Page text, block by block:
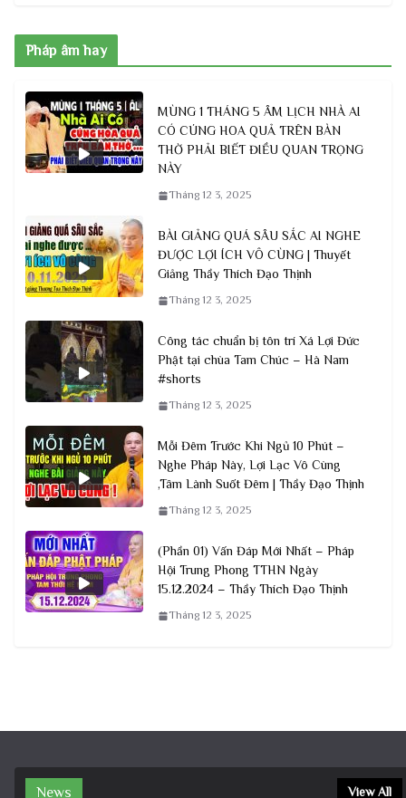
Pháp âm hay
MÙNG 1 THÁNG 5 ÂM LỊCH NHÀ AI
CÓ CÚNG HOA QUẢ TRÊN BÀN
THỜ PHẢI BIẾT ĐIỀU QUAN TRỌNG
NÀY
Tháng 12 3, 2025
BÀI GIẢNG QUÁ SÂU SẮC AI NGHE
ĐƯỢC LỢI ÍCH VÔ CÙNG | Thuyết
Giảng Thầy Thích Đạo Thịnh
Tháng 12 3, 2025
Công tác chuẩn bị tôn trí Xá Lợi Đức
Phật tại chùa Tam Chúc – Hà Nam
#shorts
Tháng 12 3, 2025
Mỗi Đêm Trước Khi Ngủ 10 Phút –
Nghe Pháp Này, Lợi Lạc Vô Cùng
,Tâm Lành Suốt Đêm | Thầy Đạo Thịnh
Tháng 12 3, 2025
(Phần 01) Vấn Đáp Mới Nhất – Pháp
Hội Trung Phong TTHN Ngày
15.12.2024 – Thầy Thích Đạo Thịnh
Tháng 12 3, 2025
News View All